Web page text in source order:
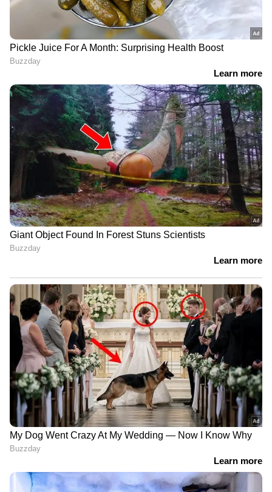
നാരങ്ങാനം പഞ്ചായത്തിൽ
ബിജെപിക്ക് തിരിച്ചടി | Naranganam
Panchayat | BJP
അമിത് ഷാ എവിടെ? രാജ്യസഭയിൽ
പ്രതിപക്ഷ ബഹളം | Amit Shah |
Parliament